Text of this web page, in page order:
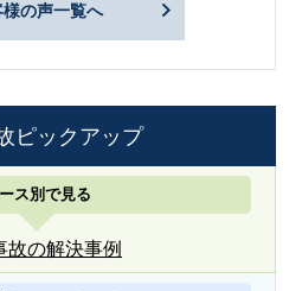
様の声一覧へ
ピックアップ
ス別で見る
故の解決事例